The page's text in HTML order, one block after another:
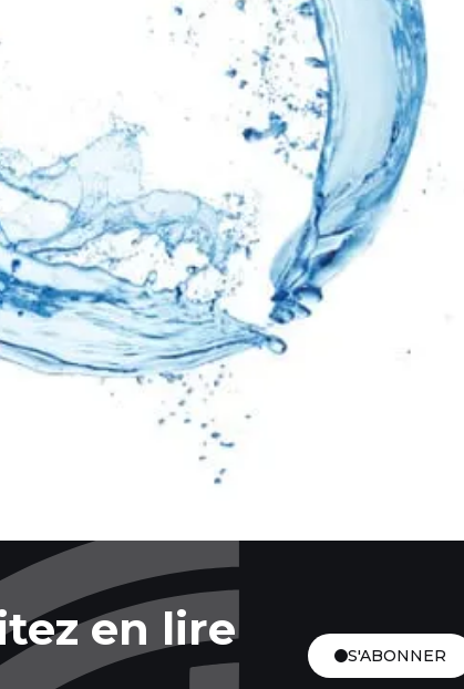
en lire
S'ABONNER